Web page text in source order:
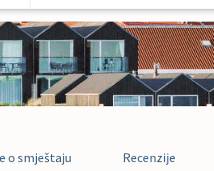
o smještaju Recenzije